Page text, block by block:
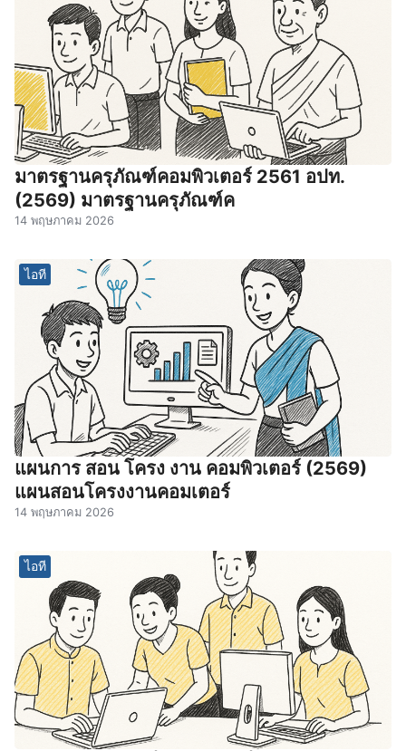
มาตรฐานครุภัณฑ์คอมพิวเตอร์ 2561 อปท.
(2569) มาตรฐานครุภัณฑ์ค
14 พฤษภาคม 2026
ไอที
แผนการ สอน โครง งาน คอมพิวเตอร์ (2569)
แผนสอนโครงงานคอมเตอร์
14 พฤษภาคม 2026
ไอที